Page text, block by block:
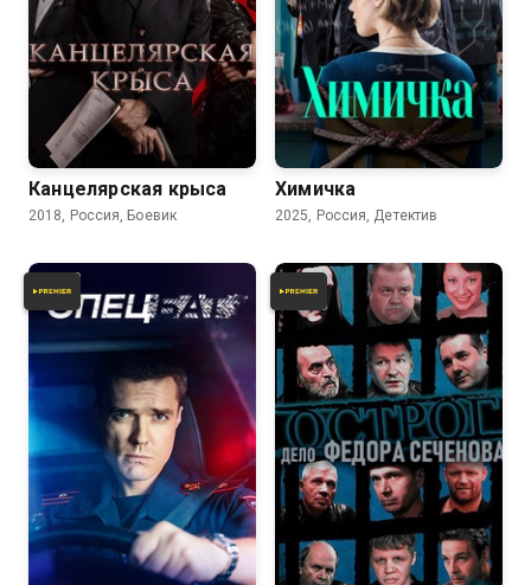
Канцелярская крыса
2018, Россия, Боевик
Химичка
2025, Россия, Детектив